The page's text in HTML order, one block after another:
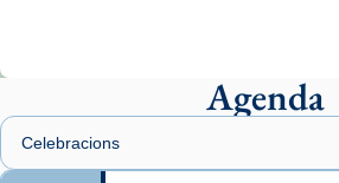
presidit aquest 27 de juliol la
Santes de Mataró.
🔗
Agenda